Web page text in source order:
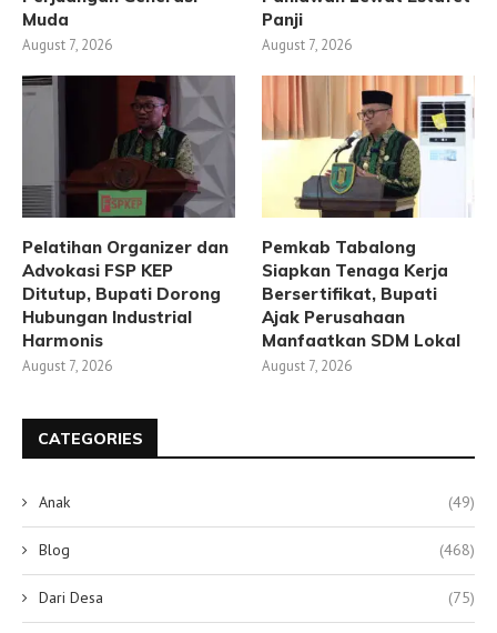
Muda
August 7, 2026
Panji
August 7, 2026
Pelatihan Organizer dan
Advokasi FSP KEP
Ditutup, Bupati Dorong
Hubungan Industrial
Harmonis
August 7, 2026
Pemkab Tabalong
Siapkan Tenaga Kerja
Bersertifikat, Bupati
Ajak Perusahaan
Manfaatkan SDM Lokal
August 7, 2026
CATEGORIES
Anak (49)
Blog (468)
Dari Desa (75)